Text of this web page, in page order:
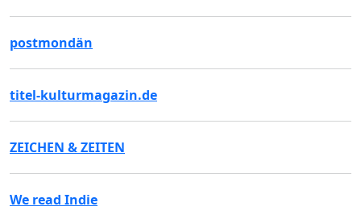
postmondän
titel-kulturmagazin.de
ZEICHEN & ZEITEN
We read Indie